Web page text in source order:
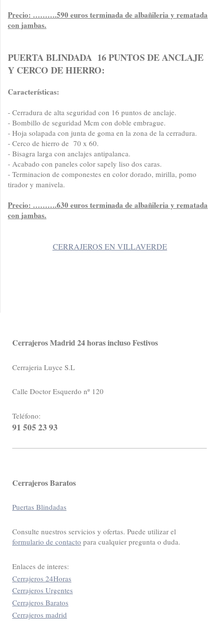
Precio: ……….590 euros terminada de albañileria y rematada
con jambas.
PUERTA BLINDADA 16 PUNTOS DE ANCLAJE
Y CERCO DE HIERRO:
Características:
- Cerradura de alta seguridad con 16 puntos de anclaje.
- Bombillo de seguridad Mcm con doble embrague.
- Hoja solapada con junta de goma en la zona de la cerradura.
- Cerco de hierro de 70 x 60.
- Bisagra larga con anclajes antipalanca.
- Acabado con paneles color sapely liso dos caras.
- Terminacion de componestes en color dorado, mirilla, pomo
tirador y manivela.
Precio: ……….630 euros terminada de albañileria y rematada
con jambas.
CERRAJEROS EN VILLAVERDE
Cerrajeros Madrid 24 horas incluso Festivos
Cerrajeria Luyce S.L
Calle Doctor Esquerdo nº 120
Teléfono:
91 505 23 93
Cerrajeros Baratos
Puertas Blindadas
Consulte nuestros servicios y ofertas. Puede utilizar el
formulario de contacto para cualquier pregunta o duda.
Enlaces de interes:
Cerrajeros 24Horas
Cerrajeros Urgentes
Cerrajeros Baratos
Cerrajeros madrid